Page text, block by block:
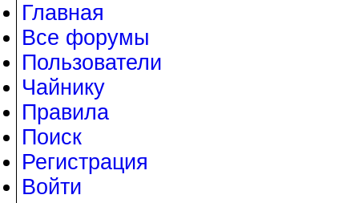
Главная
Все форумы
Пользователи
Чайнику
Правила
Поиск
Регистрация
Войти